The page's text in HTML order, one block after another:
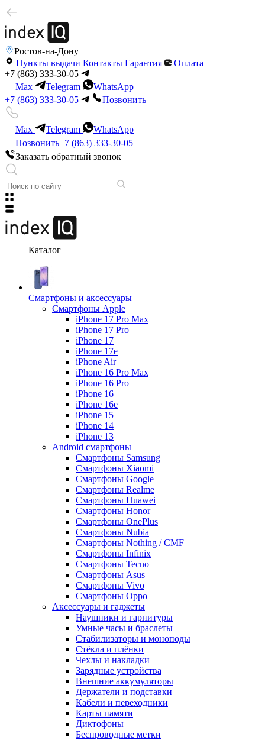
Ростов-на-Дону
Пункты выдачи Контакты Гарантия
Оплата
+7 (863) 333-30-05
Max
Telegram
WhatsApp
+7 (863) 333-30-05
Позвонить
Max Telegram
WhatsApp
Позвонить+7 (863) 333-30-05
Заказать обратный звонок
Каталог
Смартфоны и аксессуары
Смартфоны Apple
iPhone 17 Pro Max
iPhone 17 Pro
iPhone 17
iPhone 17e
iPhone Air
iPhone 16 Pro Max
iPhone 16 Pro
iPhone 16
iPhone 16e
iPhone 15
iPhone 14
iPhone 13
Android cмартфоны
Смартфоны Samsung
Смартфоны Xiaomi
Смартфоны Google
Смартфоны Realme
Смартфоны Huawei
Смартфоны Honor
Смартфоны OnePlus
Смартфоны Nubia
Смартфоны Nothing / CMF
Смартфоны Infinix
Смартфоны Tecno
Смартфоны Asus
Смартфоны Vivo
Смартфоны Oppo
Аксессуары и гаджеты
Наушники и гарнитуры
Умные часы и браслеты
Стабилизаторы и моноподы
Стёкла и плёнки
Чехлы и накладки
Зарядные устройства
Внешние аккумуляторы
Держатели и подставки
Кабели и переходники
Карты памяти
Диктофоны
Беспроводные метки